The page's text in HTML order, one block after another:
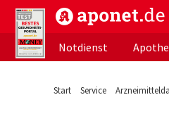
aponet.de - Das
Notdienst
Start Service